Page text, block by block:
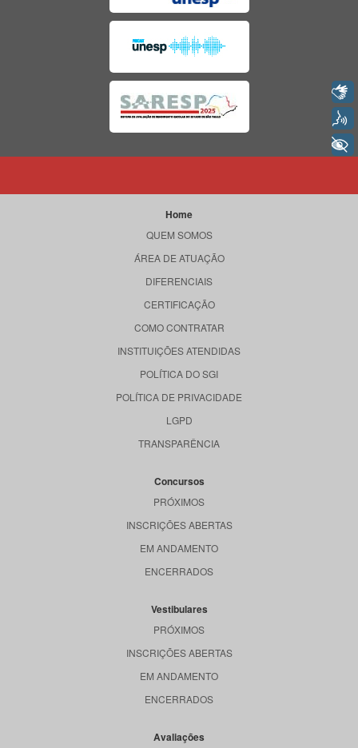
Home
QUEM SOMOS
ÁREA DE ATUAÇÃO
DIFERENCIAIS
CERTIFICAÇÃO
COMO CONTRATAR
INSTITUIÇÕES ATENDIDAS
POLÍTICA DO SGI
POLÍTICA DE PRIVACIDADE
LGPD
TRANSPARÊNCIA
Concursos
PRÓXIMOS
INSCRIÇÕES ABERTAS
EM ANDAMENTO
ENCERRADOS
Vestibulares
PRÓXIMOS
INSCRIÇÕES ABERTAS
EM ANDAMENTO
ENCERRADOS
Avaliações